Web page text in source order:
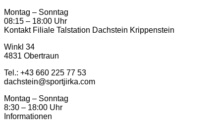
Montag – Sonntag
08:15 – 18:00 Uhr
Kontakt Filiale Talstation Dachstein Krippenstein
Winkl 34
4831 Obertraun
Tel.: ‭+43 660 225 77 53
dachstein@sportjirka.com
Montag – Sonntag
8:30 – 18:00 Uhr
Informationen